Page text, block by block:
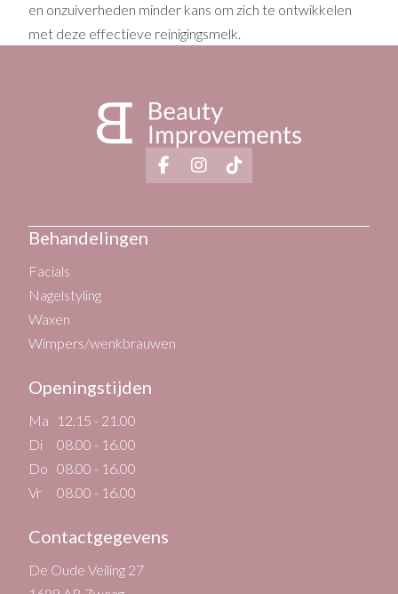
en onzuiverheden minder kans om zich te ontwikkelen
met deze effectieve reinigingsmelk.
Behandelingen
Facials
Nagelstyling
Waxen
Wimpers/wenkbrauwen
Openingstijden
Ma
12.15 - 21.00
Di
08.00 - 16.00
Do 08.00 - 16.00
Vr
08.00 - 16.00
Contactgegevens
De Oude Veiling 27